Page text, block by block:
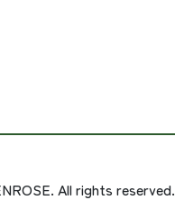
All rights reserved.